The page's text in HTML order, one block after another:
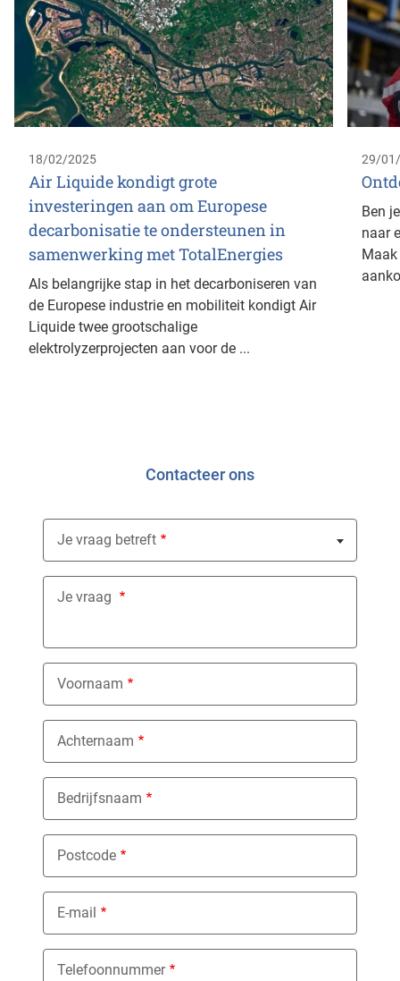
18/02/2025
Air Liquide kondigt grote
investeringen aan om Europese
decarbonisatie te ondersteunen in
samenwerking met TotalEnergies
Als belangrijke stap in het decarboniseren van
de Europese industrie en mobiliteit kondigt Air
Liquide twee grootschalige
elektrolyzerprojecten aan voor de ...
29/
Ben
naar
Contacteer ons
Je vraag betreft
Nothing selected
Je vraag
Voornaam
Achternaam
Bedrijfsnaam
Postcode
E-mail
Telefoonnummer